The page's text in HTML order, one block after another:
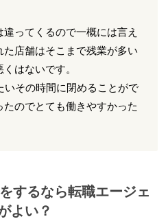
ってくるので一概には言え
た店舗はそこまで残業が多い
はないです。
いその時間に閉めることがで
のでとても働きやすかった
するなら転職エージェ
よい？